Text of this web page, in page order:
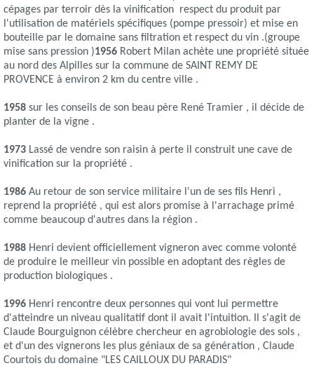
cépages par terroir dès la vinification respect du produit par
l'utilisation de matériels spécifiques (pompe pressoir) et mise en
bouteille par le domaine sans filtration et respect du vin .(groupe
mise sans pression )1956 Robert Milan achète une propriété située
au nord des Alpilles sur la commune de SAINT REMY DE
PROVENCE à environ 2 km du centre ville .
1958sur les conseils de son beau père René Tramier , il décide de
planter de la vigne .
1973 Lassé de vendre son raisin à perte il construit une cave de
vinification sur la propriété .
1986Au retour de son service militaire l'un de ses fils Henri ,
reprend la propriété , qui est alors promise à l'arrachage primé
comme beaucoup d'autres dans la région .
1988 Henri devient officiellement vigneron avec comme volonté
de produire le meilleur vin possible en adoptant des règles de
production biologiques .
1996 Henri rencontre deux personnes qui vont lui permettre
d'atteindre un niveau qualitatif dont il avait l'intuition. Il s'agit de
Claude Bourguignon célèbre chercheur en agrobiologie des sols ,
et d'un des vignerons les plus géniaux de sa génération , Claude
Courtois du domaine "LES CAILLOUX DU PARADIS"